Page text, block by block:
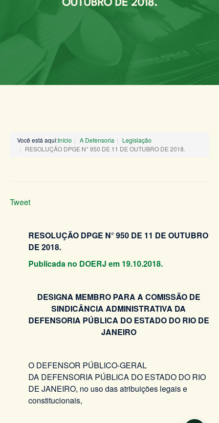
OUTUBRO DE 2018.
Você está aqui:Início A Defensoria
Legislação
RESOLUÇÃO DPGE N° 950 DE 11 DE OUTUBRO DE 2018.
Tweet
RESOLUÇÃO DPGE N° 950 DE 11 DE OUTUBRO
DE 2018.
Publicada no DOERJ em 19.10.2018.
DESIGNA MEMBRO PARA A COMISSÃO DE
SINDICÂNCIA ADMINISTRATIVA DA
DEFENSORIA PÚBLICA DO ESTADO DO RIO DE
JANEIRO
O DEFENSOR PÚBLICO-GERAL
DA DEFENSORIA PÚBLICA DO ESTADO DO RIO
DE JANEIRO, no uso das atribuições legais e
constitucionais,